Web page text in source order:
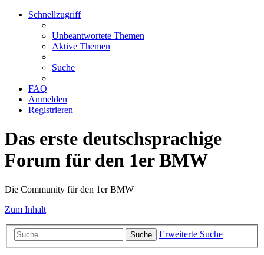
Schnellzugriff
Unbeantwortete Themen
Aktive Themen
Suche
FAQ
Anmelden
Registrieren
Das erste deutschsprachige
Forum für den 1er BMW
Die Community für den 1er BMW
Zum Inhalt
Suche Erweiterte Suche